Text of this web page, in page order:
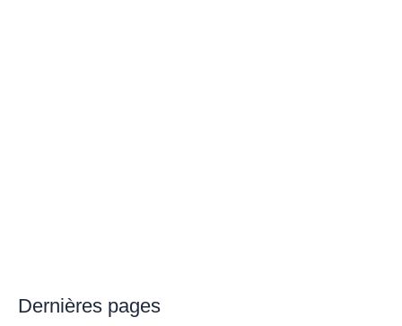
Dernières pages